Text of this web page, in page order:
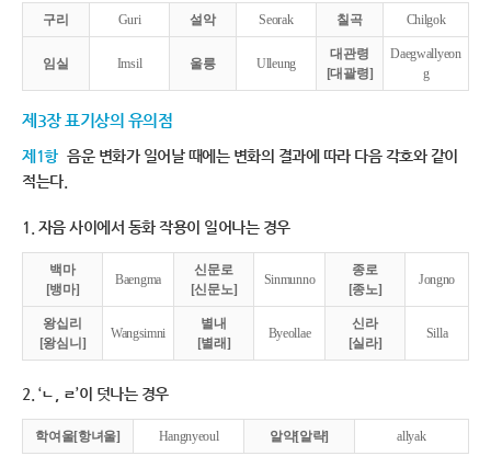
구리 Guri 설악 Seorak 칠곡 Chilgok
임실 Imsil 울릉 Ulleung
대관령
[대괄령]
Daegwallyeon
g
제3장 표기상의 유의점
제1항 음운 변화가 일어날 때에는 변화의 결과에 따라 다음 각호와 같이
적는다.
1. 자음 사이에서 동화 작용이 일어나는 경우
백마
[뱅마]
Baengma
신문로
[신문노]
Sinmunno
종로
[종노]
Jongno
왕십리
[왕심니]
Wangsimni
별내
[별래]
Byeollae
신라
[실라]
Silla
2. ‘ㄴ, ㄹ’이 덧나는 경우
학여울[항녀울] Hangnyeoul 알약[알략] allyak